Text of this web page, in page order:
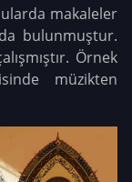
makaleler
bulunmuştur.
Örnek
müzikten